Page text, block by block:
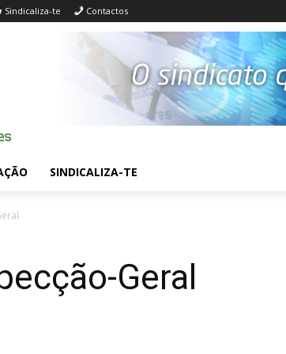
Sindicaliza-te Contactos
SINDICALIZA-TE
Geral